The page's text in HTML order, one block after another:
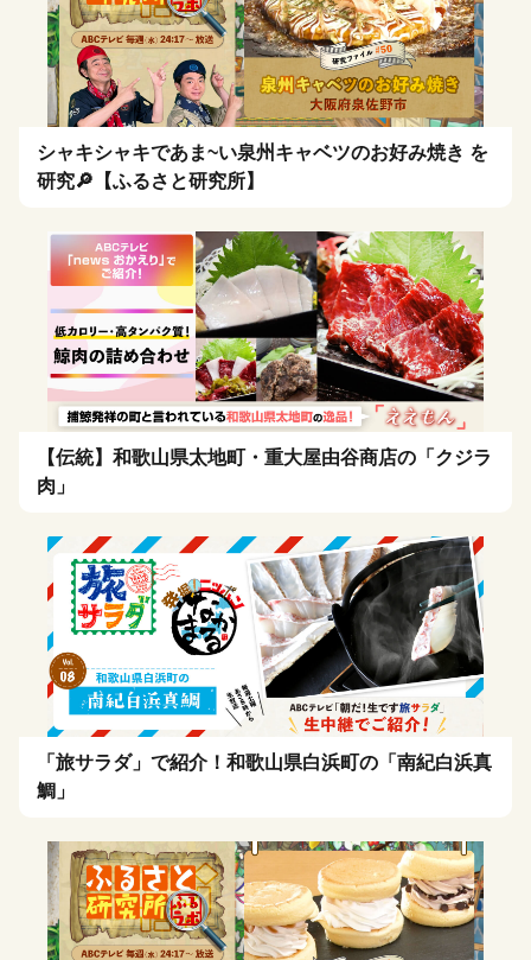
シャキシャキであま~い泉州キャベツのお好み焼き を
研究🔎【ふるさと研究所】
【伝統】和歌山県太地町・重大屋由谷商店の「クジラ
肉」
「旅サラダ」で紹介！和歌山県白浜町の「南紀白浜真
鯛」